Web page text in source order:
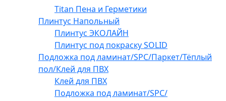
Titan Пена и Герметики
Плинтус Напольный
Плинтус ЭКОЛАЙН
Плинтус под покраску SOLID
Подложка под ламинат/SPC/Паркет/Тёплый
пол/Клей для ПВХ
Клей для ПВХ
Подложка под ламинат/SPC/